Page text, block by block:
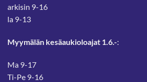
arkisin 9-16
la 9-13
Myymälän kesäaukioloajat 1.6.-:
Ma 9-17
Ti-Pe 9-16